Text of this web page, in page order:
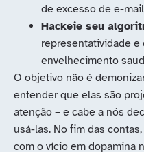
de excesso de e-
Hackeie seu
representatividade
envelhecimento
O objetivo não é
entender que elas são
atenção – e cabe a nós
usá-las. No fim das
com o vício em dopamina